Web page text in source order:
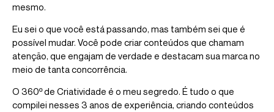
mesmo.
Eu sei o que você está passando, mas também sei que é
possível mudar. Você pode criar conteúdos que chamam
atenção, que engajam de verdade e destacam sua marca no
meio de tanta concorrência.
O 360º de Criatividade é o meu segredo. É tudo o que
compilei nesses 3 anos de experiência, criando conteúdos